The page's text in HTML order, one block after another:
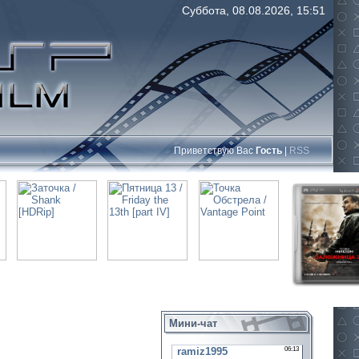
Суббота, 08.08.2026, 15:51
Приветствую Вас Гость RSS
Мини-чат